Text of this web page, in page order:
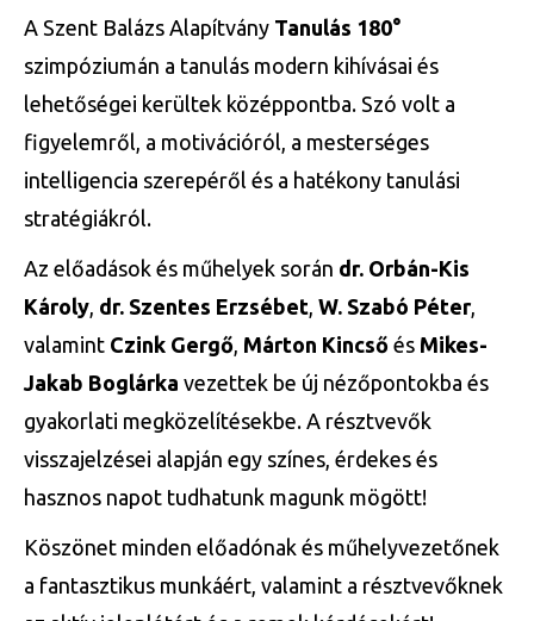
A Szent Balázs Alapítvány Tanulás 180°
szimpóziumán a tanulás modern kihívásai és
lehetőségei kerültek középpontba. Szó volt a
figyelemről, a motivációról, a mesterséges
intelligencia szerepéről és a hatékony tanulási
stratégiákról.
Az előadások és műhelyek során dr. Orbán-Kis
Károly, dr. Szentes Erzsébet, W. Szabó Péter,
valamint Czink Gergő, Márton Kincső és Mikes-
Jakab Boglárka vezettek be új nézőpontokba és
gyakorlati megközelítésekbe. A résztvevők
visszajelzései alapján egy színes, érdekes és
hasznos napot tudhatunk magunk mögött!
Köszönet minden előadónak és műhelyvezetőnek
a fantasztikus munkáért, valamint a résztvevőknek